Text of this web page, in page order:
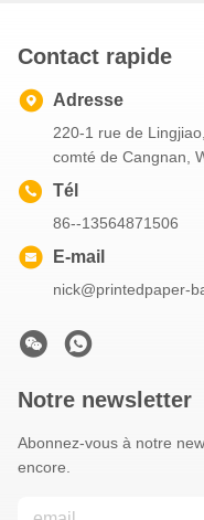
Contact rapide
Adresse
220-1 rue de
comté de Cangnan,
Tél
86--13564871506
E-mail
nick@printedpaper-
Notre newsletter
Abonnez-vous à notre
encore.